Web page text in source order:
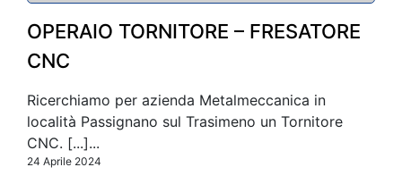
OPERAIO TORNITORE – FRESATORE
CNC
Ricerchiamo per azienda Metalmeccanica in
località Passignano sul Trasimeno un Tornitore
CNC. [...]...
24 Aprile 2024